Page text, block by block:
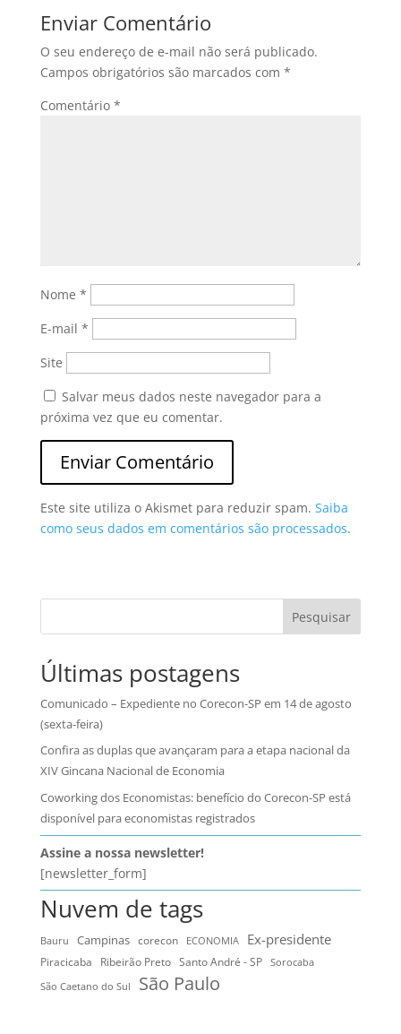
Enviar Comentário
O seu endereço de e-mail não será publicado.
Campos obrigatórios são marcados com *
Comentário *
Nome *
E-mail *
Site
Salvar meus dados neste navegador para a
próxima vez que eu comentar.
Este site utiliza o Akismet para reduzir spam. Saiba
como seus dados em comentários são processados.
Pesquisar
Últimas postagens
Comunicado – Expediente no Corecon-SP em 14 de agosto
(sexta-feira)
Confira as duplas que avançaram para a etapa nacional da
XIV Gincana Nacional de Economia
Coworking dos Economistas: benefício do Corecon-SP está
disponível para economistas registrados
Assine a nossa newsletter!
[newsletter_form]
Nuvem de tags
Bauru Campinas corecon ECONOMIA Ex-presidente
Piracicaba Ribeirão Preto Santo André - SP
Sorocaba
São Caetano do Sul
São Paulo